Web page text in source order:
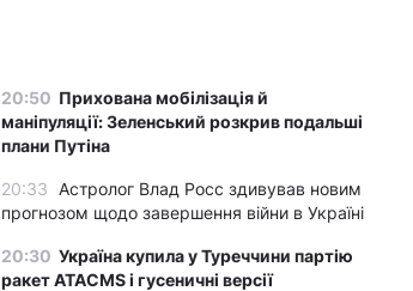
20:50 Прихована мобілізація й
маніпуляції: Зеленський розкрив подальші
плани Путіна
20:33
Астролог Влад Росс здивував новим
прогнозом щодо завершення війни в Україні
20:30 Україна купила у Туреччини партію
ракет ATACMS і гусеничні версії